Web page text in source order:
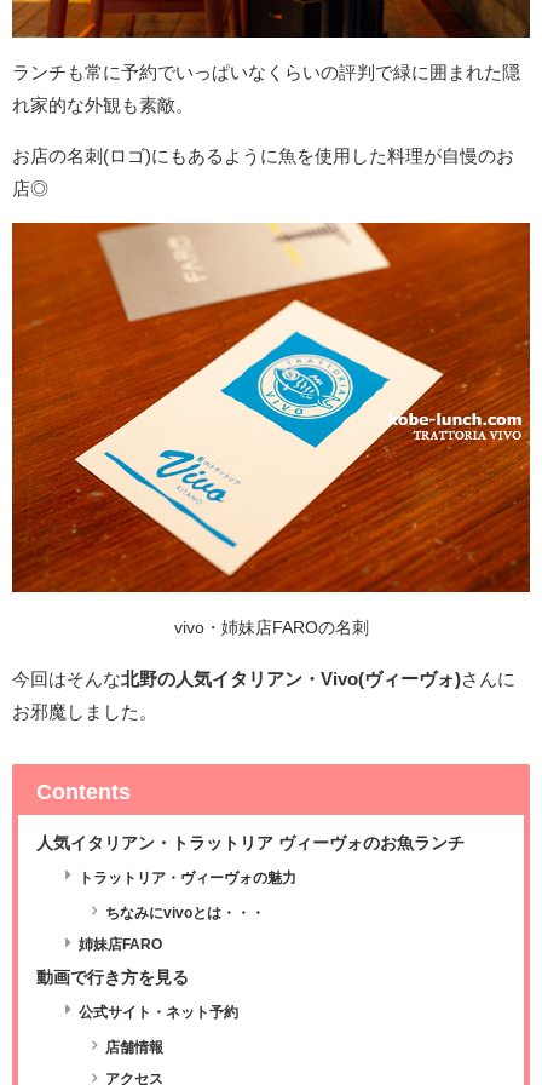
ランチも常に予約でいっぱいなくらいの評判で緑に囲まれた隠
れ家的な外観も素敵。
お店の名刺(ロゴ)にもあるように魚を使用した料理が自慢のお
店◎
vivo・姉妹店FAROの名刺
今回はそんな北野の人気イタリアン・Vivo(ヴィーヴォ)さんに
お邪魔しました。
Contents
人気イタリアン・トラットリア ヴィーヴォのお魚ランチ
トラットリア・ヴィーヴォの魅力
ちなみにvivoとは・・・
姉妹店FARO
動画で行き方を見る
公式サイト・ネット予約
店舗情報
アクセス